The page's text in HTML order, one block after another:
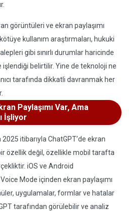
görüntüleri ve ekran paylaşımı
kullanım araştırmaları, hukuki
gibi sınırlı durumlar haricinde
işlendiği belirtilir. Yine de teknoloji ne
tarafında dikkatli davranmak her
Paylaşımı Var, Ama
İşliyor
itibarıyla ChatGPT’de ekran
özellik değil, özellikle mobil tarafta
iOS ve Android
Mode içinden ekran paylaşımı
uygulamalar, formlar ve hatalar
tarafından görülebilir ve analiz